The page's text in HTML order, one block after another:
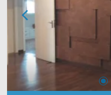
Kintal Lanches e
contato com a
a sua visita!!
4546 ARBIX IMÓVEIS - Presente em cada
mudança!